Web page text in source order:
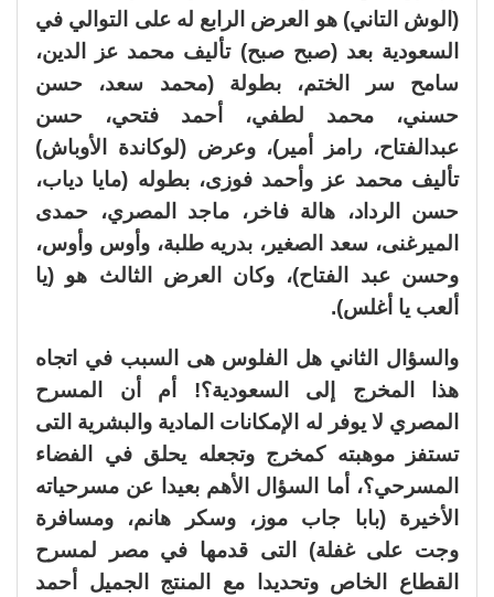
(الوش التاني) هو العرض الرابع له على التوالي في
السعودية بعد (صبح صبح) تأليف محمد عز الدين،
سامح سر الختم، بطولة (محمد سعد، حسن
حسني، محمد لطفي، أحمد فتحي، حسن
عبدالفتاح، رامز أمير)، وعرض (لوكاندة الأوباش)
تأليف محمد عز وأحمد فوزى، بطوله (مايا دياب،
حسن الرداد، هالة فاخر، ماجد المصري، حمدى
الميرغنى، سعد الصغير، بدريه طلبة، وأوس وأوس،
وحسن عبد الفتاح)، وكان العرض الثالث هو (يا
ألعب يا أغلس).
والسؤال الثاني هل الفلوس هى السبب في اتجاه
هذا المخرج إلى السعودية؟! أم أن المسرح
المصري لا يوفر له الإمكانات المادية والبشرية التى
تستفز موهبته كمخرج وتجعله يحلق في الفضاء
المسرحي؟، أما السؤال الأهم بعيدا عن مسرحياته
الأخيرة (بابا جاب موز، وسكر هانم، ومسافرة
وجت على غفلة) التى قدمها في مصر لمسرح
القطاع الخاص وتحديدا مع المنتج الجميل أحمد